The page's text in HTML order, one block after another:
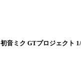
初音ミク GTプロジェクト